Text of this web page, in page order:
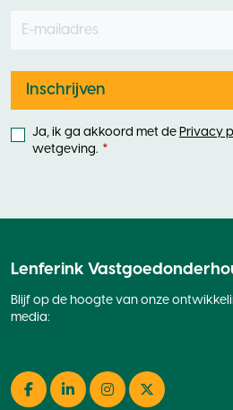
Leave
blank
Inschrijven
Ja, ik ga akkoord met de Privacy
wetgeving.
Lenferink
Blijf op de hoogte van onze
media:
Facebook
LinkedInInstagramTwitter